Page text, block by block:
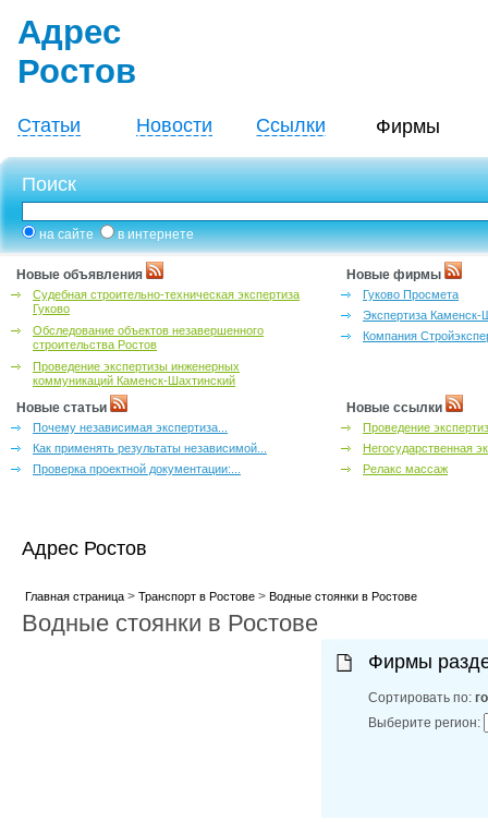
Адрес
Ростов
Статьи Новости Ссылки Фирмы
Поиск
на сайте в интернете
Новые объявления
Судебная строительно-техническая экспертиза
Гуково
Обследование объектов незавершенного
строительства Ростов
Проведение экспертизы инженерных
коммуникаций Каменск-Шахтинский
Новые фирмы
Гуково Просмета
Экспертиза Каменск-
Компания
Новые статьи
Почему независимая экспертиза...
Как применять результаты независимой...
Проверка проектной документации:...
Новые ссылки
Проведение
Негосударственная
Релакс массаж
Адрес Ростов
Главная страница> Транспорт в Ростове> Водные стоянки в Ростове
Водные стоянки в Ростове
Фирмы
Сортировать по:
Выберите регион: